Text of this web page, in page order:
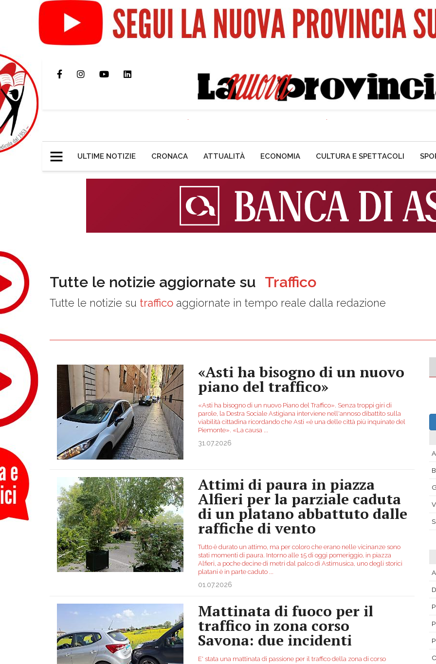
ULTIME NOTIZIE CRONACA ATTUALITÀ ECONOMIA CULTURA E SPETTACOLI
Tutte le notizie aggiornate su Traffico
Tutte le notizie su traffico aggiornate in tempo reale dalla redazione
«Asti ha bisogno di un nuovo
piano del traffico»
«Asti ha bisogno di un nuovo Piano del Traffico». Senza troppi giri di
parole, la Destra Sociale Astigiana interviene nell'annoso dibattito sulla
viabilità cittadina ricordando che Asti «è una delle città più inquinate del
Piemonte». «La causa
31.07.2026
Attimi di paura in piazza
Alfieri per la parziale caduta
di un platano abbattuto dalle
raffiche di vento
Tutto è durato un attimo, ma per coloro che erano nelle vicinanze sono
stati momenti di paura. Intorno alle 15 di oggi pomeriggio, in piazza
Alfieri, a poche decine di metri dal palco di Astimusica, uno degli storici
platani è in parte caduto
01.07.2026
Mattinata di fuoco per il
traffico in zona corso
Savona: due incidenti
E' stata una mattinata di passione per il traffico della zona di corso